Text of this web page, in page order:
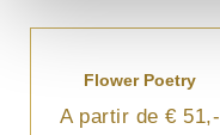
Flower Poetry
A partir de € 51,-